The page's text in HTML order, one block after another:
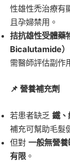
性雄性禿治療有
且孕婦禁用。
拮抗雄性受體
Bicalutamide）
需醫師評估副作
📌 營養補充劑
若患者缺乏 鐵、
補充可幫助毛髮
但對 一般無營
有限 。